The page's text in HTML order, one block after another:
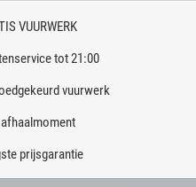
VUURWERK
tot 21:00
vuurwerk
prijsgarantie